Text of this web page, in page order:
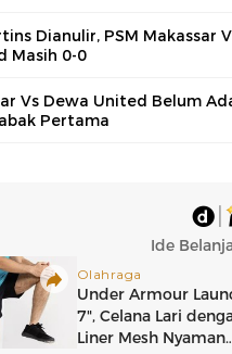
Dianulir, PSM Makassar
Masih 0-0
Vs Dewa United Belum
Pertama